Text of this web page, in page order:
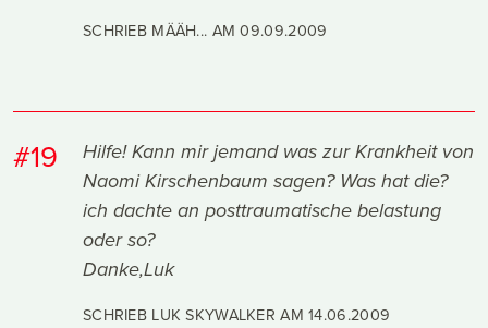
SCHRIEB MÄÄH... AM09.09.2009
#19
Hilfe! Kann mir jemand was zur Krankheit von
Naomi Kirschenbaum sagen? Was hat die?
ich dachte an posttraumatische belastung
oder so?
Danke,Luk
SCHRIEB LUK SKYWALKER AM14.06.2009